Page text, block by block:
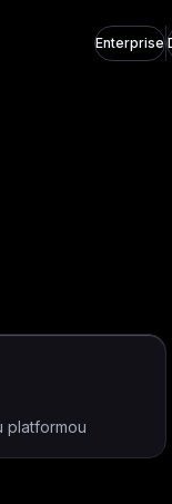
Enterprise
platformou